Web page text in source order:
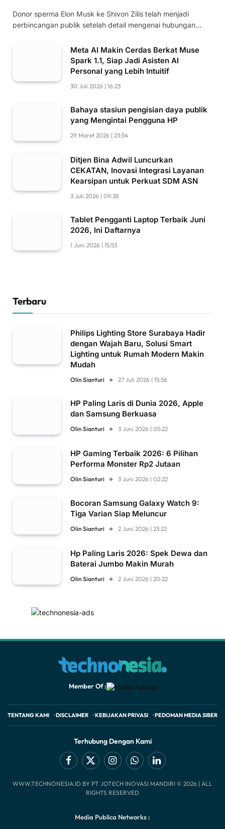
Donor sperma Elon Musk ke Shivon Zilis telah menjadi
perbincangan publik setelah detail mengenai hubungan…
Meta AI Makin Cerdas Berkat Muse
Spark 1.1, Siap Jadi Asisten AI
Personal yang Lebih Intuitif
30 Juli 2026 | 16:23
Bahaya stasiun pengisian daya publik
yang Mengintai Pengguna HP
29 Maret 2026 | 23:54
Ditjen Bina Adwil Luncurkan
CEKATAN, Inovasi Integrasi Layanan
Kearsipan untuk Perkuat SDM ASN
3 Juli 2026 | 09:38
Tablet Pengganti Laptop Terbaik Juni
2026, Ini Daftarnya
1 Juni 2026 | 15:53
Terbaru
Philips Lighting Store Surabaya Hadir
dengan Wajah Baru, Solusi Smart
Lighting untuk Rumah Modern Makin
Mudah
Olin Sianturi 27 Juli 2026 | 15:56
HP Paling Laris di Dunia 2026, Apple
dan Samsung Berkuasa
Olin Sianturi 3 Juni 2026 | 05:22
HP Gaming Terbaik 2026: 6 Pilihan
Performa Monster Rp2 Jutaan
Olin Sianturi 3 Juni 2026 | 02:22
Bocoran Samsung Galaxy Watch 9:
Tiga Varian Siap Meluncur
Olin Sianturi 2 Juni 2026 | 23:22
Hp Paling Laris 2026: Spek Dewa dan
Baterai Jumbo Makin Murah
Olin Sianturi 2 Juni 2026 | 20:22
Member Of :
TENTANG KAMI DISCLAIMER KEBIJAKAN PRIVASI PEDOMAN MEDIA SIBER
Terhubung Dengan Kami
Facebook
X
(Twitter)
InstagramWhatsAppLinkedIn
WWW.TECHNONESIA.ID BY PT JOTECH INOVASI MANDIRI © 2026 | ALL
RIGHTS RESERVED
Media Publica Networks :